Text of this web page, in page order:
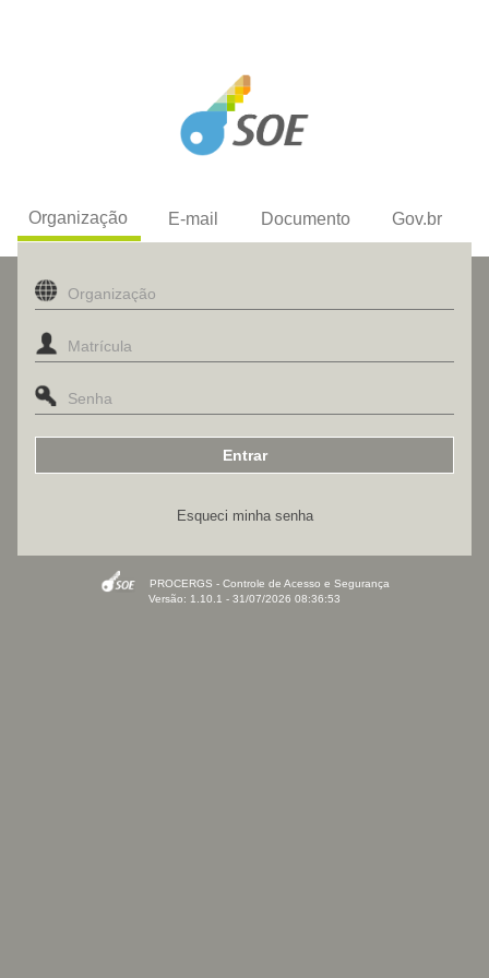
Organização E-mail Documento Gov.br
Esqueci minha senha
PROCERGS - Controle de Acesso e Segurança
Versão: 1.10.1 - 31/07/2026 08:36:53